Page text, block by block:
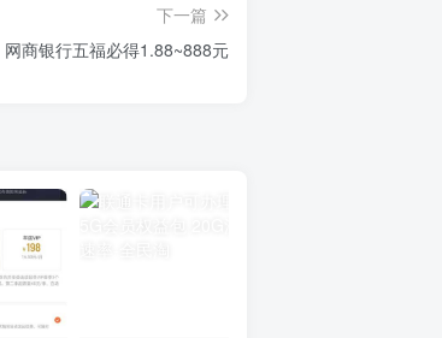
下一篇
网商银行五福必得1.88~888元